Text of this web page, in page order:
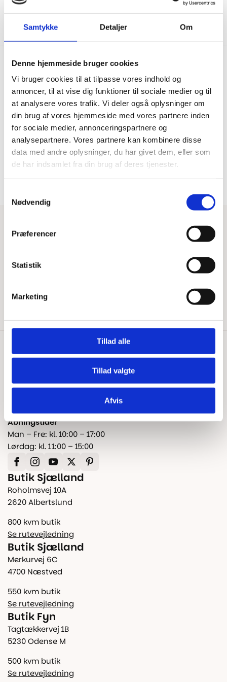
Samtykke Detaljer Om
Denne hjemmeside bruger cookies
Vi bruger cookies til at tilpasse vores indhold og
annoncer, til at vise dig funktioner til sociale medier og til
at analysere vores trafik. Vi deler også oplysninger om
din brug af vores hjemmeside med vores partnere inden
for sociale medier, annonceringspartnere og
analysepartnere. Vores partnere kan kombinere disse
data med andre oplysninger, du har givet dem, eller som
de har indsamlet fra din brug af deres tjenester.
Nødvendig
Præferencer
Statistik
Marketing
Tillad alle
Tillad valgte
Afvis
Vis mere
Prisgaranti
Vi har Danmarks billigste priser
på kvalitetsgulve!
Hurtig levering
Bestil inden kl. 15.00 – vi
afsender samme dag, når
100% dansk webshop
lokal service og gulveksperter.
Besøg vores butikker
Besøg vores showrooms og få
kompetent rådgivning.
Har du brug for hjælp?
Reklamation og garanti
Kontakt os
info@floorshop.dk
Åbningstider
Man – Fre: kl. 10:00 – 17:00
Lørdag: kl. 11:00 – 15:00
Butik Sjælland
Roholmsvej 10A
2620 Albertslund
800 kvm butik
Se rutevejledning
Butik Sjælland
Merkurvej 6C
4700 Næstved
550 kvm butik
Se rutevejledning
Butik Fyn
Tagtækkervej 1B
5230 Odense M
500 kvm butik
Se rutevejledning